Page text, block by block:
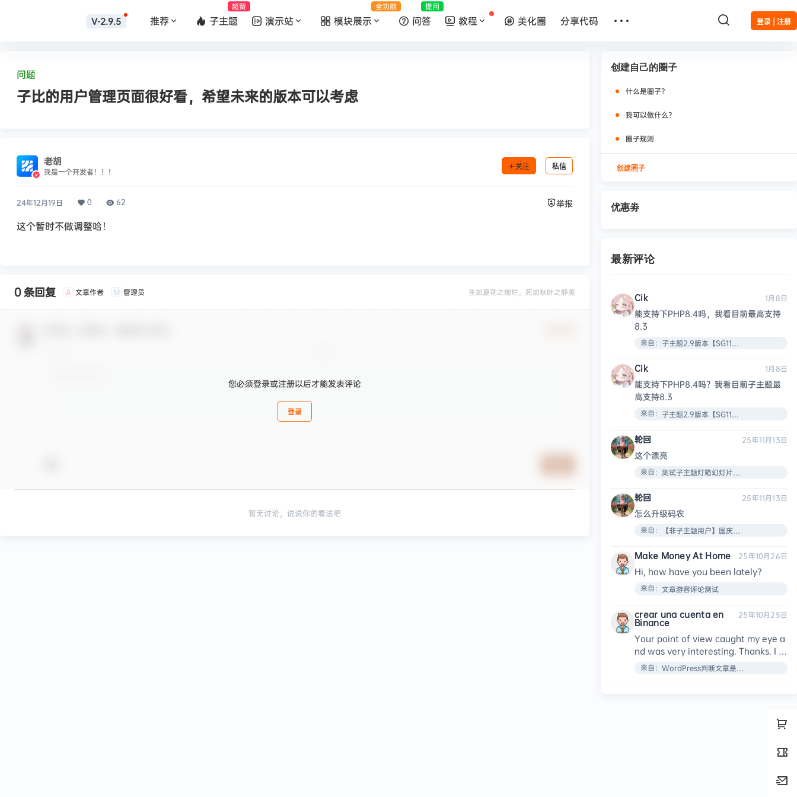
V-2.9.5 登录 | 注册
推荐 子主题
超赞
演示站 模块展示
全功能
问答
提问
教程 美化圈 分享代码 …
问题
子比的用户管理页面很好看，希望未来的版本可以考虑
老胡
我是一个开发者！！！
关注 私信
24年12月19日 0 62 举报
这个暂时不做调整哈！
0 条回复 A 文章作者 M 管理员 生如夏花之绚烂，死如秋叶之静美
您必须登录或注册以后才能发表评论
登录
暂无讨论，说说你的看法吧
创建自己的圈子
什么是圈子？
我可以做什么？
圈子规则
创建圈子
优惠劵
最新评论
Cik 1月8日
能支持下PHP8.4吗，我看目前最高支持
8.3
来自： 子主题2.9版本【SG11插件安装教程】
Cik 1月8日
能支持下PHP8.4吗？我看目前子主题最
高支持8.3
来自： 子主题2.9版本【SG11插件安装教程】
轮回 25年11月13日
这个漂亮
来自： 测试子主题灯箱幻灯片效果
轮回 25年11月13日
怎么升级码农
来自： 【非子主题用户】国庆节了给大家搞了个新的VIP页面！
Make Money At Home 25年10月26日
Hi, how have you been lately?​
来自： 文章游客评论测试
crear una cuenta en
Binance
25年10月25日
Your point of view caught my eye a
nd was very interesting. Thanks. I h
ave a question for you.
来自： WordPress判断文章是否设置了特色图像函数：has_post_thumbnail